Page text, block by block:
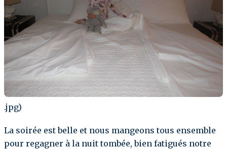
.jpg)
La soirée est belle et nous mangeons tous ensemble
pour regagner à la nuit tombée, bien fatigués notre